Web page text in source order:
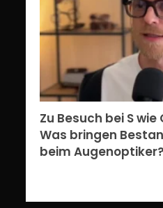
Zu Besuch bei S
Was bringen
beim Augenoptiker?